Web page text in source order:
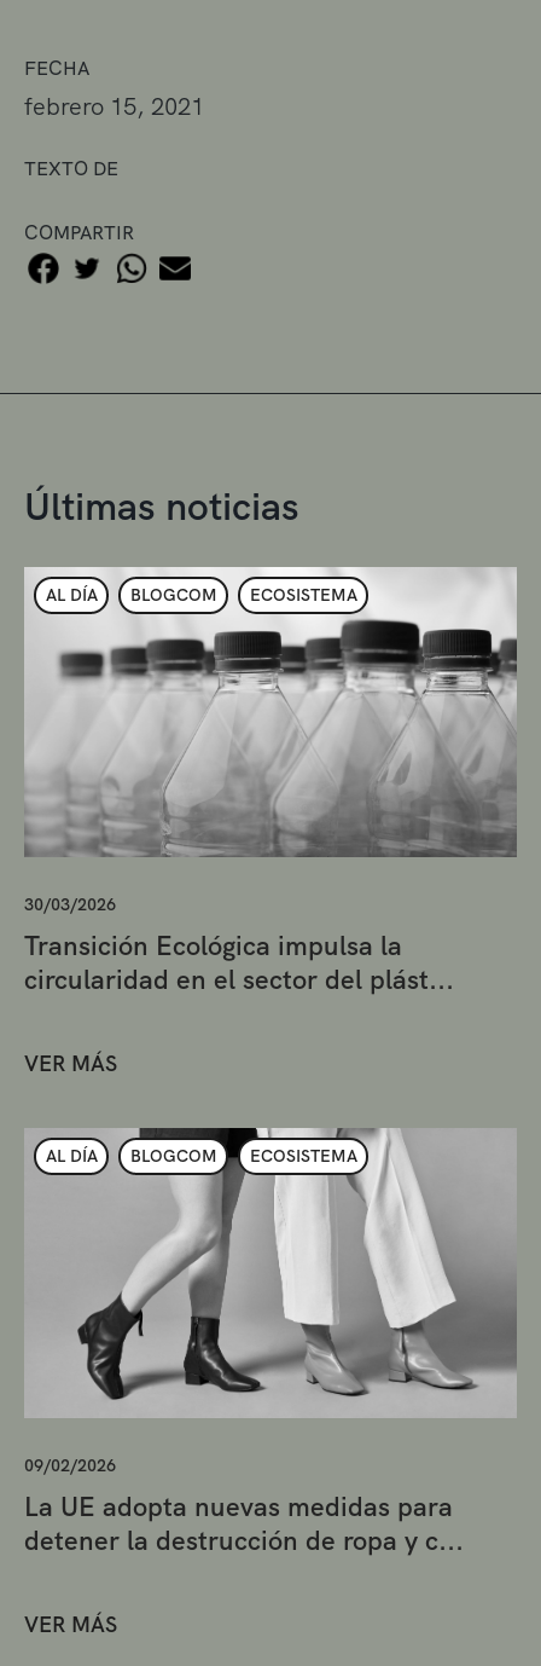
FECHA
febrero 15, 2021
TEXTO DE
COMPARTIR
Últimas noticias
AL DÍA BLOGCOM ECOSISTEMA
30/03/2026
Transición Ecológica impulsa la
circularidad en el sector del plást...
VER MÁS
AL DÍA BLOGCOM ECOSISTEMA
09/02/2026
La UE adopta nuevas medidas para
detener la destrucción de ropa y c...
VER MÁS